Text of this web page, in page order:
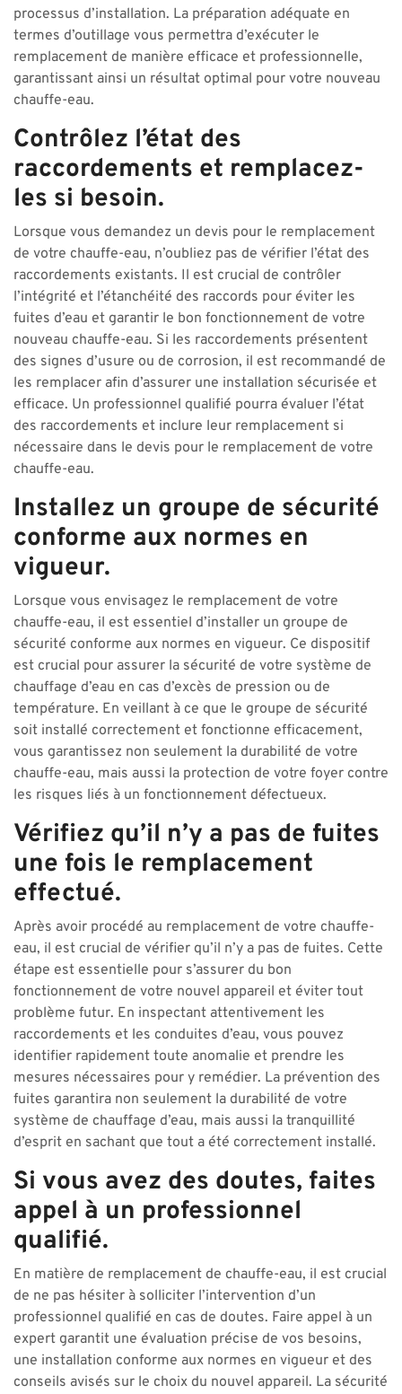
processus d’installation. La préparation adéquate en
termes d’outillage vous permettra d’exécuter le
remplacement de manière efficace et professionnelle,
garantissant ainsi un résultat optimal pour votre nouveau
chauffe-eau.
Contrôlez l’état des
raccordements et remplacez-
les si besoin.
Lorsque vous demandez un devis pour le remplacement
de votre chauffe-eau, n’oubliez pas de vérifier l’état des
raccordements existants. Il est crucial de contrôler
l’intégrité et l’étanchéité des raccords pour éviter les
fuites d’eau et garantir le bon fonctionnement de votre
nouveau chauffe-eau. Si les raccordements présentent
des signes d’usure ou de corrosion, il est recommandé de
les remplacer afin d’assurer une installation sécurisée et
efficace. Un professionnel qualifié pourra évaluer l’état
des raccordements et inclure leur remplacement si
nécessaire dans le devis pour le remplacement de votre
chauffe-eau.
Installez un groupe de sécurité
conforme aux normes en
vigueur.
Lorsque vous envisagez le remplacement de votre
chauffe-eau, il est essentiel d’installer un groupe de
sécurité conforme aux normes en vigueur. Ce dispositif
est crucial pour assurer la sécurité de votre système de
chauffage d’eau en cas d’excès de pression ou de
température. En veillant à ce que le groupe de sécurité
soit installé correctement et fonctionne efficacement,
vous garantissez non seulement la durabilité de votre
chauffe-eau, mais aussi la protection de votre foyer contre
les risques liés à un fonctionnement défectueux.
Vérifiez qu’il n’y a pas de fuites
une fois le remplacement
effectué.
Après avoir procédé au remplacement de votre chauffe-
eau, il est crucial de vérifier qu’il n’y a pas de fuites. Cette
étape est essentielle pour s’assurer du bon
fonctionnement de votre nouvel appareil et éviter tout
problème futur. En inspectant attentivement les
raccordements et les conduites d’eau, vous pouvez
identifier rapidement toute anomalie et prendre les
mesures nécessaires pour y remédier. La prévention des
fuites garantira non seulement la durabilité de votre
système de chauffage d’eau, mais aussi la tranquillité
d’esprit en sachant que tout a été correctement installé.
Si vous avez des doutes, faites
appel à un professionnel
qualifié.
En matière de remplacement de chauffe-eau, il est crucial
de ne pas hésiter à solliciter l’intervention d’un
professionnel qualifié en cas de doutes. Faire appel à un
expert garantit une évaluation précise de vos besoins,
une installation conforme aux normes en vigueur et des
conseils avisés sur le choix du nouvel appareil. La sécurité